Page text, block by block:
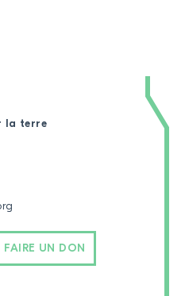
la terre
FAIRE UN DON